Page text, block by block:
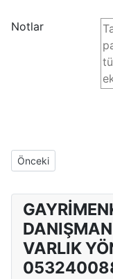
Notlar
Önceki makale:
Önceki
VARLIK